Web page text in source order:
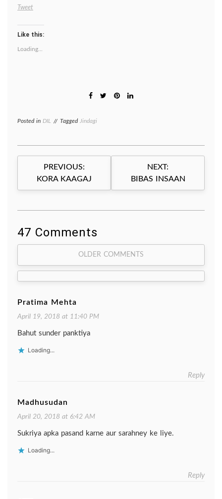
Tweet
Like this:
Loading...
Posted in DIL Tagged Jindagi
Post
navigation
PREVIOUS:
KORA KAAGAJ
NEXT:
BIBAS INSAAN
47 Comments
Comment
navigation
OLDER COMMENTS
Pratima Mehta
April 19, 2018 at 11:40 PM
Bahut sunder panktiya
Loading...
Reply
Madhusudan
April 20, 2018 at 6:42 AM
Sukriya apka pasand karne aur sarahney ke liye.
Loading...
Reply